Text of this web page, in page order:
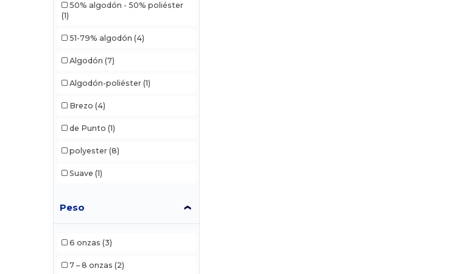
50% algodón - 50% poliéster
(1)
51-79% algodón (4)
Algodón (7)
Algodón-poliéster (1)
Brezo (4)
de Punto (1)
polyester (8)
Suave (1)
Peso
6 onzas (3)
7 – 8 onzas (2)